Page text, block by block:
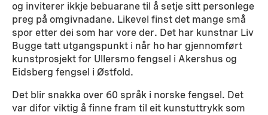
og inviterer ikkje bebuarane til å setje sitt personlege
preg på omgivnadane. Likevel finst det mange små
spor etter dei som har vore der. Det har kunstnar Liv
Bugge tatt utgangspunkt i når ho har gjennomført
kunstprosjekt for Ullersmo fengsel i Akershus og
Eidsberg fengsel i Østfold.
Det blir snakka over 60 språk i norske fengsel. Det
var difor viktig å finne fram til eit kunstuttrykk som